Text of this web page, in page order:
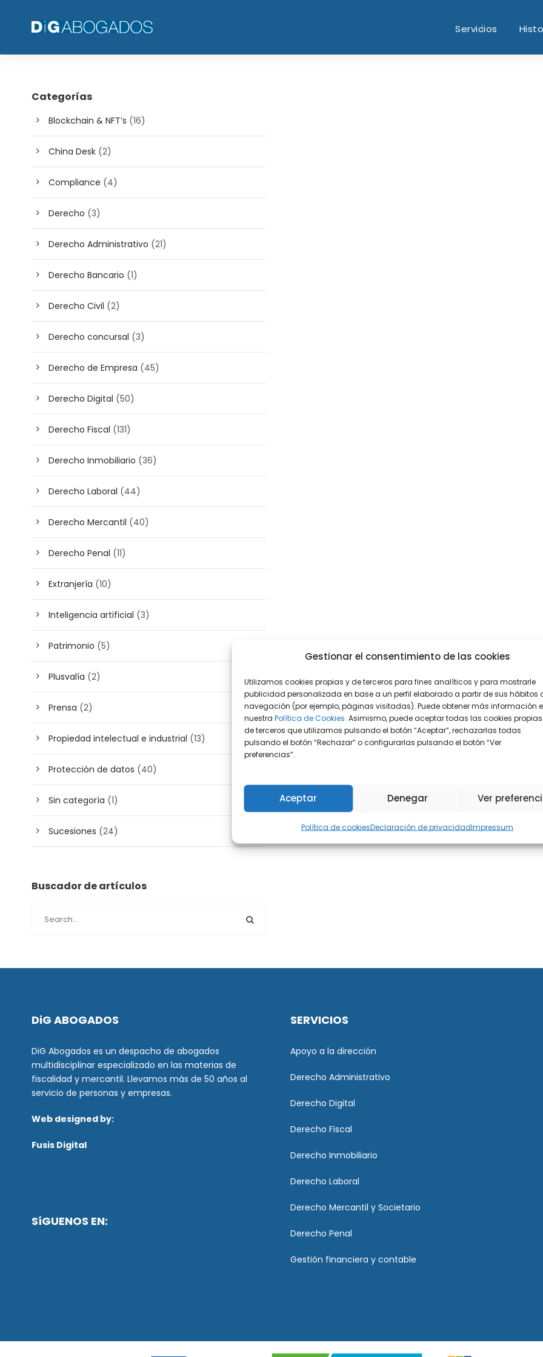
Gestionar el consentimiento de las cookies
Utilizamos cookies propias y de terceros para fines analíticos y para mostrarle
publicidad personalizada en base a un perfil elaborado a partir de sus hábitos
navegación (por ejemplo, páginas visitadas). Puede obtener más información
nuestra Política de Cookies. Asimismo, puede aceptar todas las cookies
de terceros que utilizamos pulsando el botón “Aceptar”, rechazarlas todas
pulsando el botón “Rechazar” o configurarlas pulsando el botón “Ver
preferencias”.
Aceptar Denegar Ver
Política de cookiesDeclaración de privacidadImpressum
Servicios
Categorías
Blockchain & NFT’s (16)
China Desk (2)
Compliance (4)
Derecho (3)
Derecho Administrativo (21)
Derecho Bancario (1)
Derecho Civil (2)
Derecho concursal (3)
Derecho de Empresa (45)
Derecho Digital (50)
Derecho Fiscal (131)
Derecho Inmobiliario (36)
Derecho Laboral (44)
Derecho Mercantil (40)
Derecho Penal (11)
Extranjería (10)
Inteligencia artificial (3)
Patrimonio (5)
Plusvalía (2)
Prensa (2)
Propiedad intelectual e industrial (13)
Protección de datos (40)
Sin categoría (1)
Sucesiones (24)
Buscador de artículos
DiG ABOGADOS
DiG Abogados es un despacho de abogados
multidisciplinar especializado en las materias de
fiscalidad y mercantil. Llevamos más de 50 años al
servicio de personas y empresas.
Web designed by:
Fusis Digital
SíGUENOS EN:
SERVICIOS
Apoyo a la dirección
Derecho Administrativo
Derecho Digital
Derecho Fiscal
Derecho Inmobiliario
Derecho Laboral
Derecho Mercantil y Societario
Derecho Penal
Gestión financiera y contable